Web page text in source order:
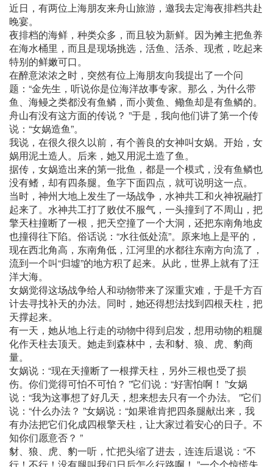
近日，有两位上海朋友来舟山旅游，邀我去定海夜排档共赴
晚宴。
夜排档的海鲜，种类众多，而且较为新鲜。因为摊主把鱼养
在海水桶里，而且是现场挑选，活鱼、活杀、现煮，吃起来
特别的鲜嫩可口。
在醉意浓浓之时，突然有位上海朋友向我提出了一个问
题：“金先生，听说你是位海洋故事专家。那么，为什么带
鱼、海鳗之类都没有鱼鳞，而小黄鱼、鳓鱼却是有鱼鳞的。
舟山有没有这方面的传说？ ”于是，我向他们讲了第一个传
说：“女娲造鱼”。
我说，在很久很久以前，有个善良的女神叫女娲。开始，女
娲用泥土造人。后来，她又用泥土造了鱼。
据传，女娲造出来的第一批鱼，都是一个模式，没有鱼鳞也
没有鳍，却有四条腿。鱼字下面四点，就可说明这一点。
当时，神州大地上发生了一场战争，水神共工和火神祝融打
起来了。水神共工打了败仗不服气，一头撞到了不周山，把
擎天柱撞断了一根，把天空撞了一个大洞，还把东南角地皮
也撞得往下陷。俗话说：“水往低处流”。原来地上是平的，
现在西北角高，东南角低，江河里的水都往东南方向流了，
流到一个叫“归墟”的地方积了起来。从此，世界上就有了汪
洋大海。
女娲觉得这场战争给人和动物带来了深重灾难，于是千方百
计去寻找补天的办法。同时，她还得想法找到四根天柱，把
天撑起来。
有一天，她从地上行走的动物中得到启发，想用动物的粗腿
化作天柱去顶天。她走到森林中，去和豺、狼、虎、豹商
量。
女娲说：“现在天撞断了一根撑天柱，另外三根也受了损
伤。你们觉得可怕不可怕？ ”它们说：“好害怕啊！ ”女娲
说：“我为这事想了好几天，想来想去只有一个办法。 ”它们
说：“什么办法？ ”女娲说：“如果谁肯把四条腿献出来，我
有办法把它们化成四根擎天柱，让大家过着安心的日子。不
知你们愿意否？ ”
豺、狼、虎、豹一听，忙把头缩了进去，连连后退说：“不